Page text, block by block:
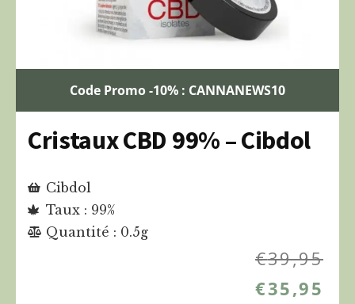
Code Promo -10% : CANNANEWS10
Cristaux CBD 99% – Cibdol
Cibdol
Taux : 99%
Quantité : 0.5g
€39,95
€35,95